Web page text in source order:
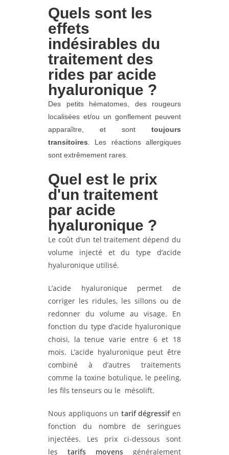
Quels sont les
effets
indésirables du
traitement des
rides par acide
hyaluronique ?
Des petits hématomes, des rougeurs
localisées et/ou un gonflement peuvent
apparaître, et sont toujours
transitoires . Les réactions allergiques
sont extrêmement rares.
Quel est le prix
d'un traitement
par acide
hyaluronique ?
Le coût d’un tel traitement dépend du
volume injecté et du type d’acide
hyaluronique utilisé.
L’acide hyaluronique permet de
corriger les ridules, les sillons ou de
redonner du volume au visage. En
fonction du type d’acide hyaluronique
choisi, la tenue varie entre 6 et 18
mois. L’acide hyaluronique peut être
combiné à d’autres traitements
comme la toxine botulique, le peeling,
les fils tenseurs ou le mésolift.
Nous appliquons un tarif dégressifen
fonction du nombre de seringues
injectées. Les prix ci-dessous sont
les tarifs moyens généralement